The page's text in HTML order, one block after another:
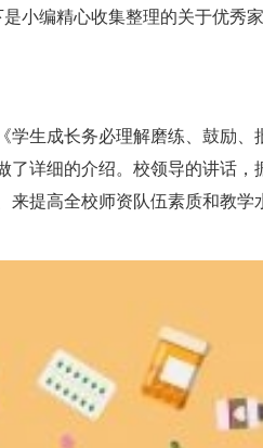
小编精心收集整理的关于优秀
学生成长务必理解磨练、鼓励、
了详细的介绍。校领导的讲话，
来提高全校师资队伍素质和教学